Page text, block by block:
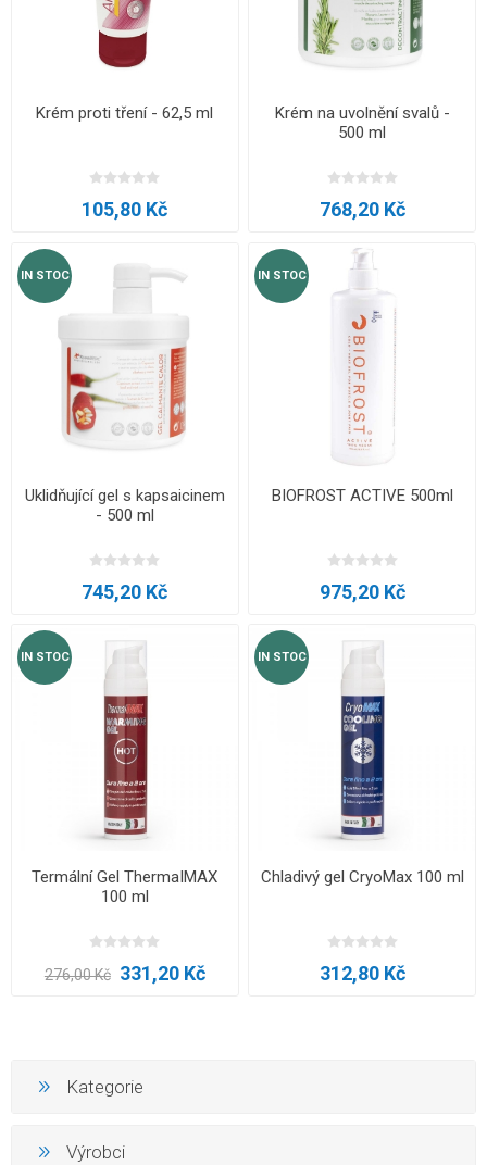
Krém proti tření - 62,5 ml
105,80 Kč
Krém na uvolnění svalů -
500 ml
768,20 Kč
IN STOC
Uklidňující gel s kapsaicinem
- 500 ml
745,20 Kč
IN STOC
BIOFROST ACTIVE 500ml
975,20 Kč
IN STOC
Termální Gel ThermaIMAX
100 ml
276,00 Kč 331,20 Kč
IN STOC
Chladivý gel CryoMax 100 ml
312,80 Kč
Kategorie
Výrobci